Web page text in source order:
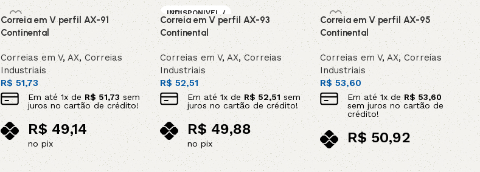
Correia em V perfil AX-91
Continental
Correias em V, AX, Correias
Industriais
R$51,73
Em até1x de R$51,73 sem
juros no cartão de crédito!
R$49,14
no pix
Adicionar ao carrinho
INDISPONIVEL /
SOB ENCOMEN
DA
Correia em V perfil AX-93
Continental
Correias em V,AX,Correias
Industriais
R$ 52,51
Em até1x de R$ 52,51 sem
juros no cartão de crédito!
R$49,88
no pix
Leia mais
Correia em V perfil AX-95
Continental
Correias em V,AX,Correias
Industriais
R$ 53,60
Em até1x deR$53,60
sem juros no cartão de
crédito!
R$50,92
no pix
Adicionar ao carrinho